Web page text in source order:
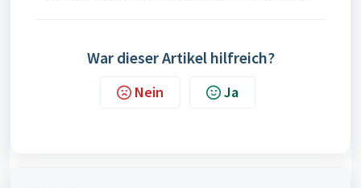
War dieser Artikel hilfreich?
Nein Ja